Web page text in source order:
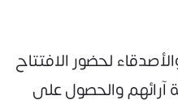
لحضور الافتتاح
آرائهم والحصول على